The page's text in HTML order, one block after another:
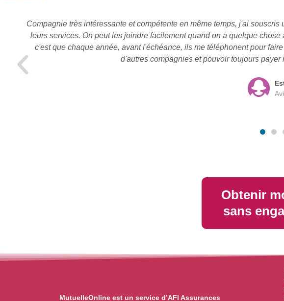
Compagnie très intéressante et compétente en même temps, j'ai
leurs services. On peut les joindre facilement quand on a quelque
c'est que chaque année, avant l'échéance, ils me téléphonent pour
d'autres compagnies et pouvoir toujours
Obtenir
sans
MutuelleOnline est un service d’AFI Assurances